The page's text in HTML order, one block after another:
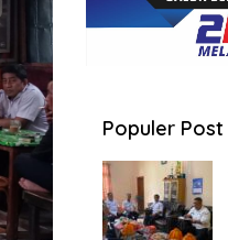
Populer Post